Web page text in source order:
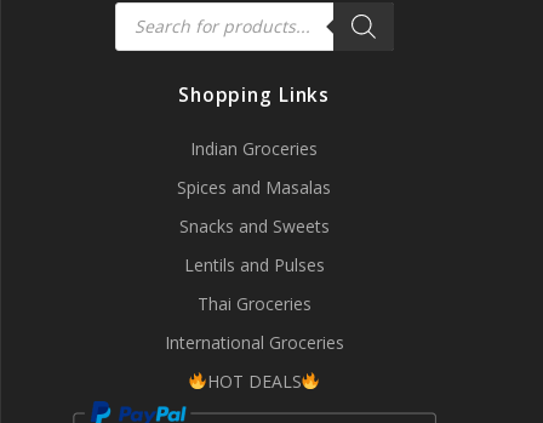
Products
search
Shopping Links
Indian Groceries
Spices and Masalas
Snacks and Sweets
Lentils and Pulses
Thai Groceries
International Groceries
HOT DEALS